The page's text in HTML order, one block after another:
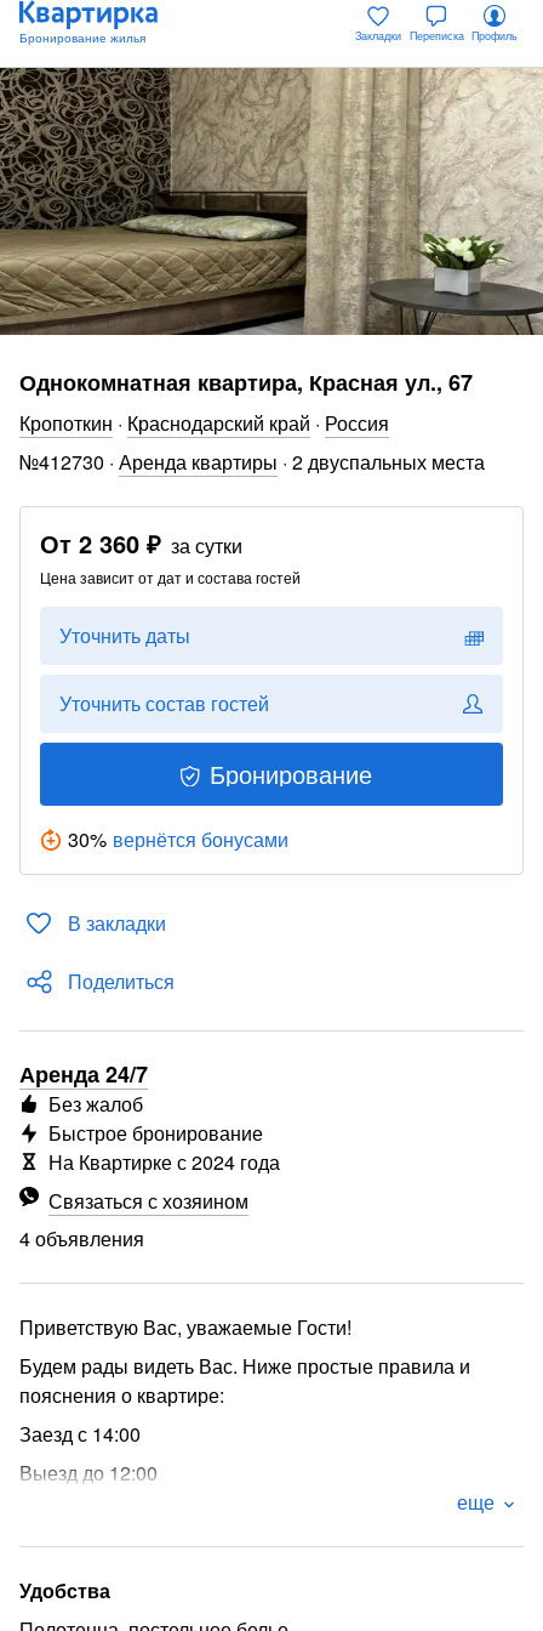
Закладки Переписка Профиль
Однокомнатная квартира, Красная ул., 67
Кропоткин · Краснодарский край · Россия
№412730 · Аренда квартиры · 2 двуспальных места
От 2 360 ₽ за сутки
Цена зависит от дат и состава гостей
Уточнить даты
Уточнить состав гостей
Бронирование
30% вернётся бонусами
В закладки
Поделиться
Аренда 24/7
Связаться с хозяином
4 объявления
Без жалоб
Быстрое бронирование
На Квартирке с 2024 года
Приветствую Вас, уважаемые Гости!
Будем рады видеть Вас. Ниже простые правила и
пояснения о квартире:
Заезд с 14:00
Выезд до 12:00
согласованию.
Размещение до 4-х человек
Кровать 160*200, Диван 160*200
еще
Удобства